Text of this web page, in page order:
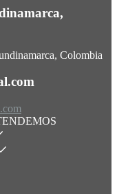
Colombia